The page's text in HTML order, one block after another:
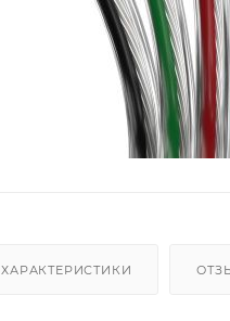
ХАРАКТЕРИСТИКИ